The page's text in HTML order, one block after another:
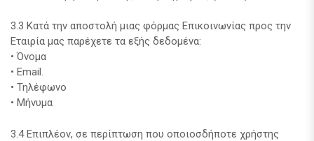
3.3 Κατά την αποστολή μιας φόρμας Επικοινωνίας προς την
Εταιρία μας παρέχετε τα εξής δεδομένα:
• Όνομα
• Email.
• Τηλέφωνο
• Μήνυμα
3.4 Επιπλέον, σε περίπτωση που οποιοσδήποτε χρήστης